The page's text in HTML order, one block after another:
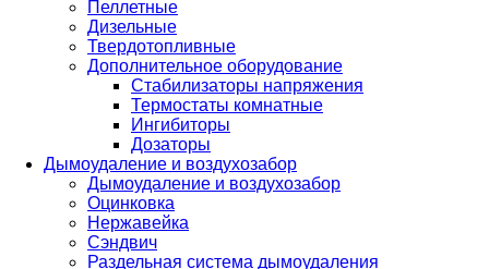
Пеллетные
Дизельные
Твердотопливные
Дополнительное оборудование
Стабилизаторы напряжения
Термостаты комнатные
Ингибиторы
Дозаторы
Дымоудаление и воздухозабор
Дымоудаление и воздухозабор
Оцинковка
Нержавейка
Сэндвич
Раздельная система дымоудаления